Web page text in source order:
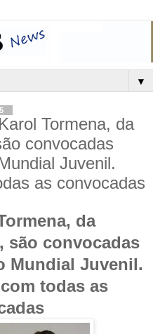
▼
Tormena, da
convocadas
Juvenil.
as convocadas
da
são convocadas
Mundial Juvenil.
todas as